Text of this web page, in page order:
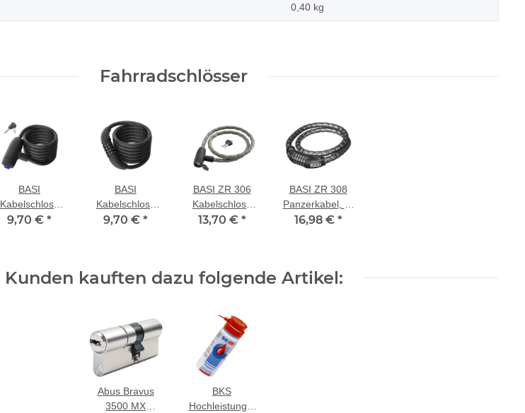
0,40 kg
Fahrradschlösser
BASI
Kabelschloss
ZR 302 mit 2
9,70 € *
BASI
Kabelschloss
ZR 303
9,70 € *
BASI ZR 306
Kabelschloss
mit 4 Schlüssel
13,70 € *
BASI ZR 308
Panzerkabel, 5-
stelliges
16,98 € *
Kunden kauften dazu folgende Artikel:
Abus Bravus
3500 MX
BKS
Hochleistungs-